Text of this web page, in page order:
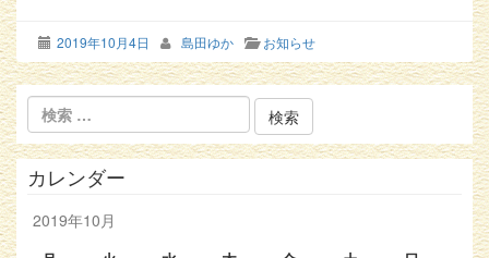
2019年10月4日 島田ゆか お知らせ
カレンダー
2019年10月